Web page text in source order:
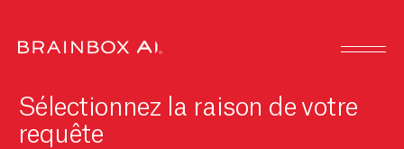
Sélectionnez la raison de votre
requête